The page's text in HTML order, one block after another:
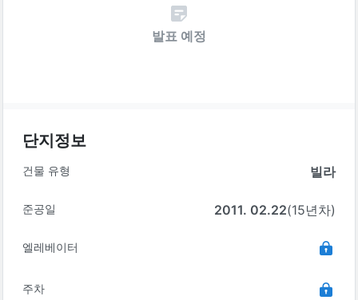
발표 예정
단지정보
건물 유형 빌라
준공일 2011. 02.22(15년차)
엘레베이터
주차